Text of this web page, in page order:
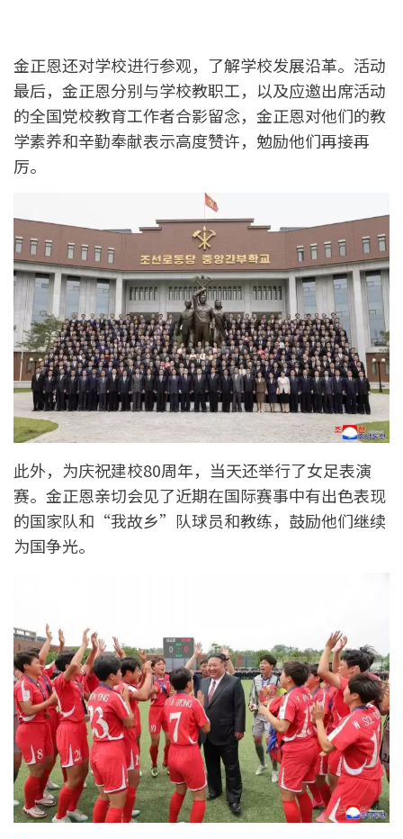
金正恩还对学校进行参观，了解学校发展沿革。活动
最后，金正恩分别与学校教职工，以及应邀出席活动
的全国党校教育工作者合影留念，金正恩对他们的教
学素养和辛勤奉献表示高度赞许，勉励他们再接再
厉。
此外，为庆祝建校80周年，当天还举行了女足表演
赛。金正恩亲切会见了近期在国际赛事中有出色表现
的国家队和“我故乡”队球员和教练，鼓励他们继续
为国争光。